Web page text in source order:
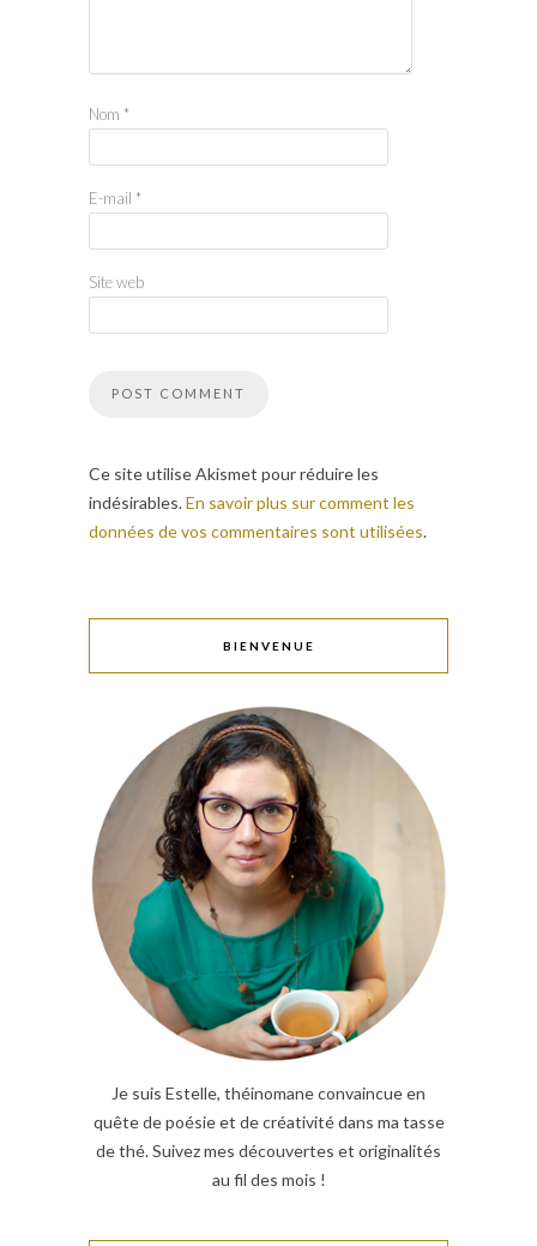
Nom *
E-mail *
Site web
Ce site utilise Akismet pour réduire les
indésirables.En savoir plus sur comment les
données de vos commentaires sont utilisées.
BIENVENUE
Je suis Estelle, théinomane convaincue en
quête de poésie et de créativité dans ma tasse
de thé. Suivez mes découvertes et originalités
au fil des mois !